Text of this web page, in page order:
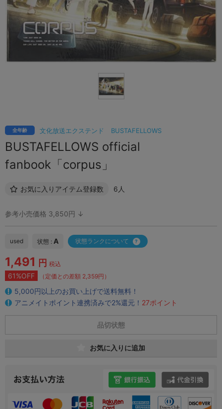
文化放送エクステンド BUSTAFELLOWS
全年齢
BUSTAFELLOWS official
fanbook「corpus」
お気に入りアイテム登録数 6人
参考小売価格 3,850円 ↓
used 状態 : A 状態ランクについて
1,491 円 税込
61%OFF （定価との差額 2,359円）
5,000円以上のお買い上げで送料無料！
アニメイトポイント連携済みで2%還元！ 27ポイント
品切状態
お気に入りに追加